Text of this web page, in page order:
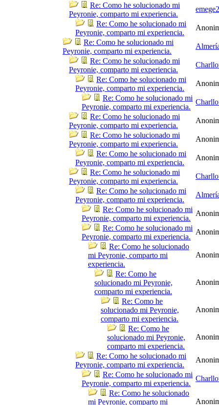
Re: Como he solucionado mi
Peyronie, comparto mi experiencia.
Re: Como he solucionado mi
Peyronie, comparto mi experiencia.
Re: Como he solucionado mi
Peyronie, comparto mi experiencia.
Re: Como he solucionado mi
Peyronie, comparto mi experiencia.
Re: Como he solucionado mi
Peyronie, comparto mi experiencia.
Re: Como he solucionado mi
Peyronie, comparto mi experiencia.
Re: Como he solucionado mi
Peyronie, comparto mi experiencia.
Re: Como he solucionado mi
Peyronie, comparto mi experiencia.
Re: Como he solucionado mi
Peyronie, comparto mi experiencia.
Re: Como he solucionado mi
Peyronie, comparto mi experiencia.
Re: Como he solucionado mi
Peyronie, comparto mi experiencia.
Re: Como he solucionado mi
Peyronie, comparto mi experiencia.
Re: Como he solucionado mi
Peyronie, comparto mi experiencia.
Re: Como he solucionado
mi Peyronie, comparto mi
experiencia.
Re: Como he
solucionado mi Peyronie,
comparto mi experiencia.
Re: Como he
solucionado mi Peyronie,
comparto mi experiencia.
Re: Como he
solucionado mi Peyronie,
comparto mi experiencia.
Re: Como he solucionado mi
Peyronie, comparto mi experiencia.
Re: Como he solucionado mi
Peyronie, comparto mi experiencia.
Re: Como he solucionado
mi Peyronie, comparto mi